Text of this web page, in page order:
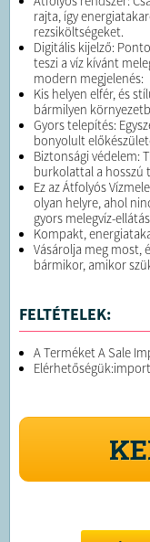
rajta, így
rezsiköltségeket.
Digitális kijelző:
teszi a víz kívánt
modern megjelenés:
Kis helyen elfér, és
bármilyen
Gyors telepítés:
bonyolult
Biztonsági védelem:
burkolattal a hosszú
Ez az Átfolyós
olyan helyre, ahol
gyors melegvíz-
Kompakt,
Vásárolja meg most,
bármikor, amikor
FELTÉTELEK:
A Terméket A Sale